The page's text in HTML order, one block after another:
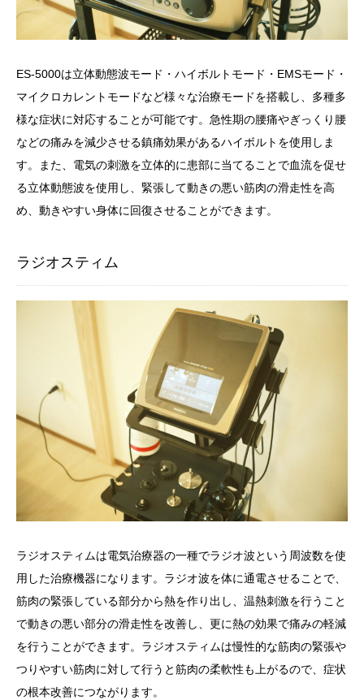
ES-5000は立体動態波モード・ハイボルトモード・EMSモード・
マイクロカレントモードなど様々な治療モードを搭載し、多種多
様な症状に対応することが可能です。急性期の腰痛やぎっくり腰
などの痛みを減少させる鎮痛効果があるハイボルトを使用しま
す。また、電気の刺激を立体的に患部に当てることで血流を促せ
る立体動態波を使用し、緊張して動きの悪い筋肉の滑走性を高
め、動きやすい身体に回復させることができます。
ラジオスティム
ラジオスティムは電気治療器の一種でラジオ波という周波数を使
用した治療機器になります。ラジオ波を体に通電させることで、
筋肉の緊張している部分から熱を作り出し、温熱刺激を行うこと
で動きの悪い部分の滑走性を改善し、更に熱の効果で痛みの軽減
を行うことができます。ラジオスティムは慢性的な筋肉の緊張や
つりやすい筋肉に対して行うと筋肉の柔軟性も上がるので、症状
の根本改善につながります。